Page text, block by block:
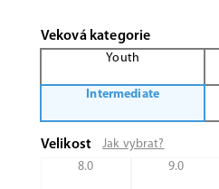
Veková kategorie
Youth
Intermediate
Velikost
Jak vybrat?
8.0
9.0